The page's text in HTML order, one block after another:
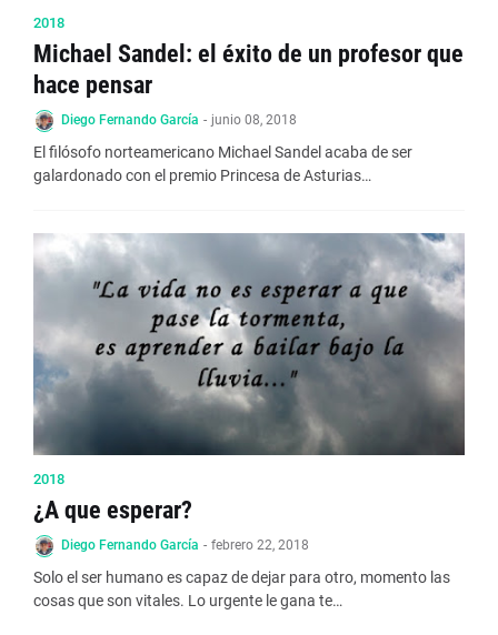
2018
Michael Sandel: el éxito de un profesor que
hace pensar
Diego Fernando García - junio 08, 2018
El filósofo norteamericano Michael Sandel acaba de ser
galardonado con el premio Princesa de Asturias…
2018
¿A que esperar?
Diego Fernando García - febrero 22, 2018
Solo el ser humano es capaz de dejar para otro, momento las
cosas que son vitales. Lo urgente le gana te…